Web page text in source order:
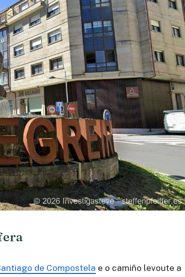
de Compostela e o camiño levoute a